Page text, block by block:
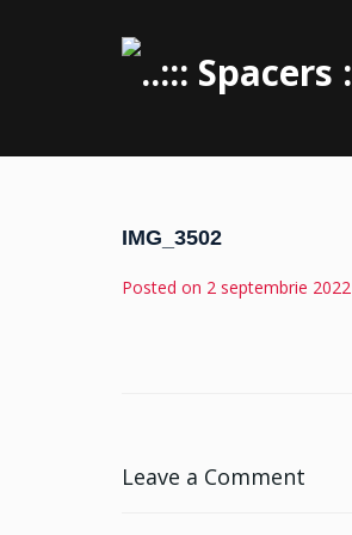
IMG_3502
Posted on 2 septembrie 2022
Leave a Comment